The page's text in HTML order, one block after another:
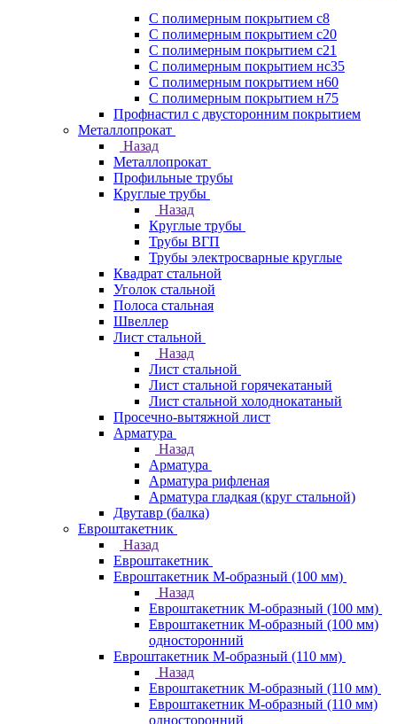
С полимерным покрытием с8
С полимерным покрытием с20
С полимерным покрытием с21
С полимерным покрытием нс35
С полимерным покрытием н60
С полимерным покрытием н75
Профнастил с двусторонним покрытием
Металлопрокат
Назад
Металлопрокат
Профильные трубы
Круглые трубы
Назад
Круглые трубы
Трубы ВГП
Трубы электросварные круглые
Квадрат стальной
Уголок стальной
Полоса стальная
Швеллер
Лист стальной
Назад
Лист стальной
Лист стальной горячекатаный
Лист стальной холоднокатаный
Просечно-вытяжной лист
Арматура
Назад
Арматура
Арматура рифленая
Арматура гладкая (круг стальной)
Двутавр (балка)
Евроштакетник
Назад
Евроштакетник
Евроштакетник М-образный (100 мм)
Назад
Евроштакетник М-образный (100 мм)
Евроштакетник М-образный (100 мм)
односторонний
Евроштакетник М-образный (110 мм)
Назад
Евроштакетник М-образный (110 мм)
Евроштакетник М-образный (110 мм)
односторонний